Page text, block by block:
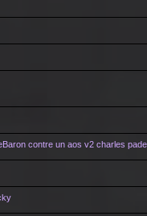
contre un aos v2 charles